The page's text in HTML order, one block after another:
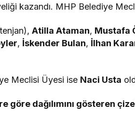
kazandı. MHP Belediye
Atilla Ataman, Mustafa
, İskender Bulan, İlhan
Meclisi Üyesi ise Naci Usta
göre dağılımını gösteren